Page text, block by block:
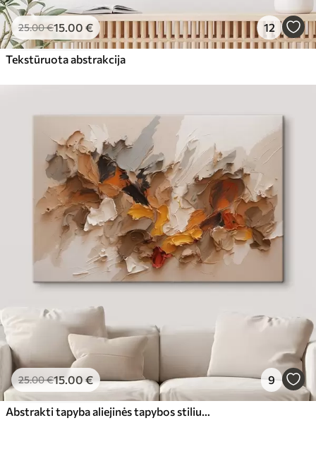
25.00€15.00 € 12
Tekstūruota abstrakcija
25.00€15.00€ 9
Abstrakti tapyba aliejinės tapybos stiliumi